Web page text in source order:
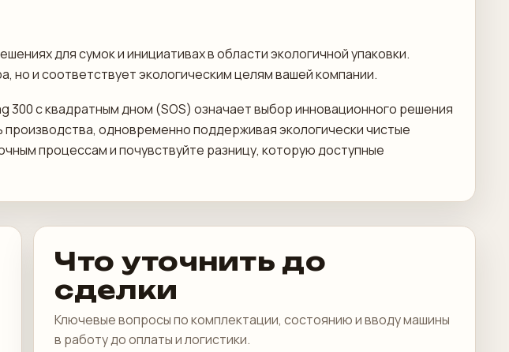
для сумок и инициативах в области экологичной упаковки.
но и соответствует экологическим целям вашей компании.
300 с квадратным дном (SOS) означает выбор инновационного решения
одновременно поддерживая экологически чистые
процессам и почувствуйте разницу, которую доступные
Что уточнить до
сделки
Ключевые вопросы по комплектации, состоянию и вводу машины
в работу до оплаты и логистики.